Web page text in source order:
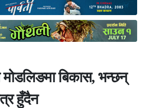
मोडलिङमा बिकास, भन्छन्
हुँदैन